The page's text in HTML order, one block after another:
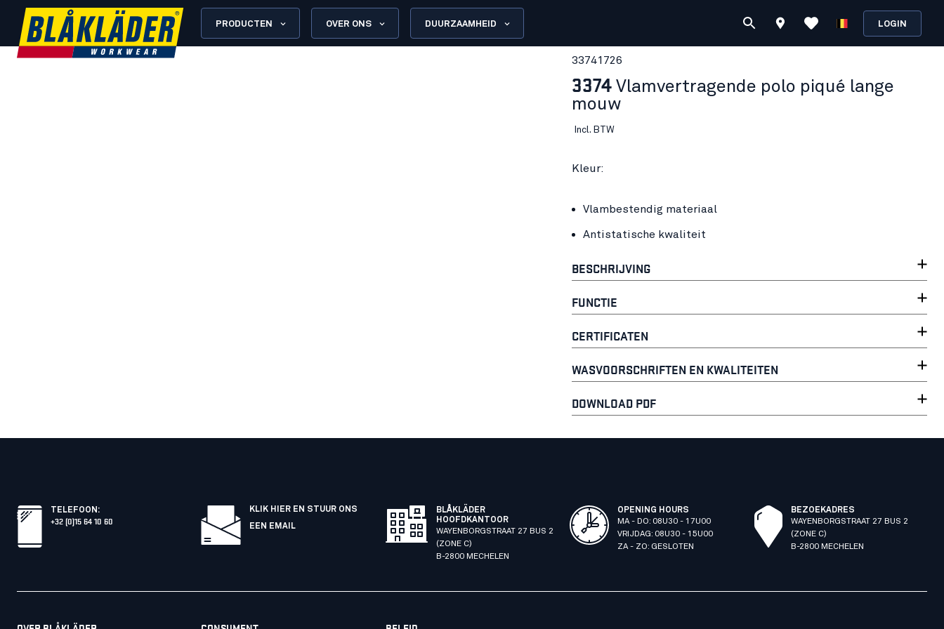
PRODUCTEN OVER ONS DUURZAAMHEID LOGIN
33741726
3374 Vlamvertragende polo piqué lange
mouw
Incl. BTW
Kleur:
Vlambestendig materiaal
Antistatische kwaliteit
BESCHRIJVING
FUNCTIE
CERTIFICATEN
WASVOORSCHRIFTEN EN KWALITEITEN
DOWNLOAD PDF
TELEFOON :
+32 (0)15 64 10 60
KLIK HIER EN STUUR ONS
EEN EMAIL
BLÅKLÄDER
HOOFDKANTOOR
WAYENBORGSTRAAT 27 BUS 2
(ZONE C)
B-2800 MECHELEN
OPENING HOURS
MA - DO: 08U30 - 17U00
VRIJDAG: 08U30 - 15U00
ZA - ZO: GESLOTEN
BEZOEKADRES
WAYENBORGSTRAAT 27 BUS 2
(ZONE C)
B-2800 MECHELEN